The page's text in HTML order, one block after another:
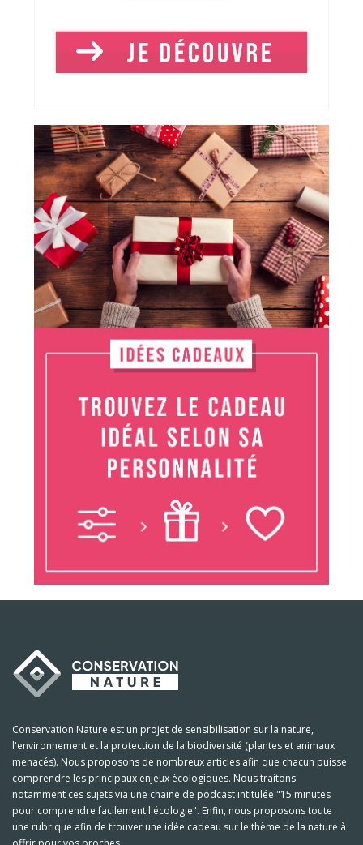
Conservation Nature est un projet de sensibilisation sur la nature,
l'environnement et la protection de la biodiversité (plantes et animaux
menacés). Nous proposons de nombreux articles afin que chacun puisse
comprendre les principaux enjeux écologiques. Nous traitons
notamment ces sujets via une chaine de podcast intitulée "15 minutes
pour comprendre facilement l'écologie". Enfin, nous proposons toute
une rubrique afin de trouver une idée cadeau sur le thème de la nature à